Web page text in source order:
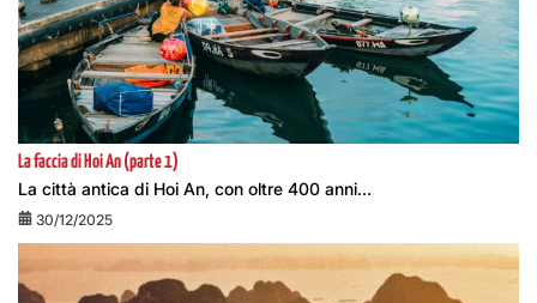
La faccia di Hoi An (parte 1)
La città antica di Hoi An, con oltre 400 anni...
30/12/2025